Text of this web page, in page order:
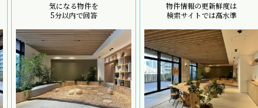
気になる物件を
5分以内で回答
物件情報の更新鮮度は
検索サイトでは高水準